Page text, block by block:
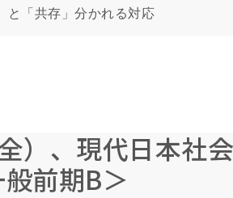
「共存」分かれる対応
）、現代日本社
前期B＞